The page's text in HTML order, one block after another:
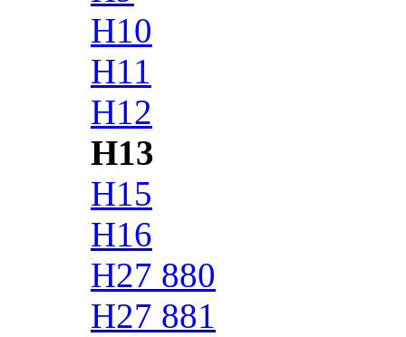
H10
H11
H12
H13
H15
H16
H27 880
H27 881